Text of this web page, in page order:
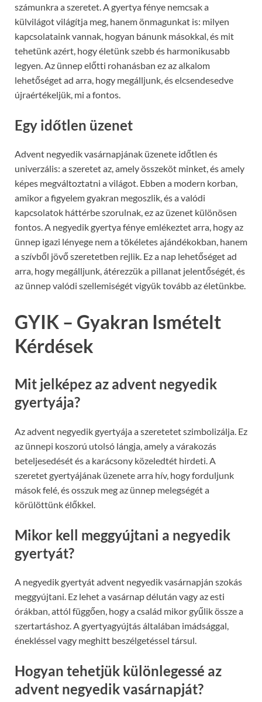
számunkra a szeretet. A gyertya fénye nemcsak a
külvilágot világítja meg, hanem önmagunkat is: milyen
kapcsolataink vannak, hogyan bánunk másokkal, és mit
tehetünk azért, hogy életünk szebb és harmonikusabb
legyen. Az ünnep előtti rohanásban ez az alkalom
lehetőséget ad arra, hogy megálljunk, és elcsendesedve
újraértékeljük, mi a fontos.
Egy időtlen üzenet
Advent negyedik vasárnapjának üzenete időtlen és
univerzális: a szeretet az, amely összeköt minket, és amely
képes megváltoztatni a világot. Ebben a modern korban,
amikor a figyelem gyakran megoszlik, és a valódi
kapcsolatok háttérbe szorulnak, ez az üzenet különösen
fontos. A negyedik gyertya fénye emlékeztet arra, hogy az
ünnep igazi lényege nem a tökéletes ajándékokban, hanem
a szívből jövő szeretetben rejlik. Ez a nap lehetőséget ad
arra, hogy megálljunk, átérezzük a pillanat jelentőségét, és
az ünnep valódi szellemiségét vigyük tovább az életünkbe.
GYIK – Gyakran Ismételt
Kérdések
Mit jelképez az advent negyedik
gyertyája?
Az advent negyedik gyertyája a szeretetet szimbolizálja. Ez
az ünnepi koszorú utolsó lángja, amely a várakozás
beteljesedését és a karácsony közeledtét hirdeti. A
szeretet gyertyájának üzenete arra hív, hogy forduljunk
mások felé, és osszuk meg az ünnep melegségét a
körülöttünk élőkkel.
Mikor kell meggyújtani a negyedik
gyertyát?
A negyedik gyertyát advent negyedik vasárnapján szokás
meggyújtani. Ez lehet a vasárnap délután vagy az esti
órákban, attól függően, hogy a család mikor gyűlik össze a
szertartáshoz. A gyertyagyújtás általában imádsággal,
énekléssel vagy meghitt beszélgetéssel társul.
Hogyan tehetjük különlegessé az
advent negyedik vasárnapját?